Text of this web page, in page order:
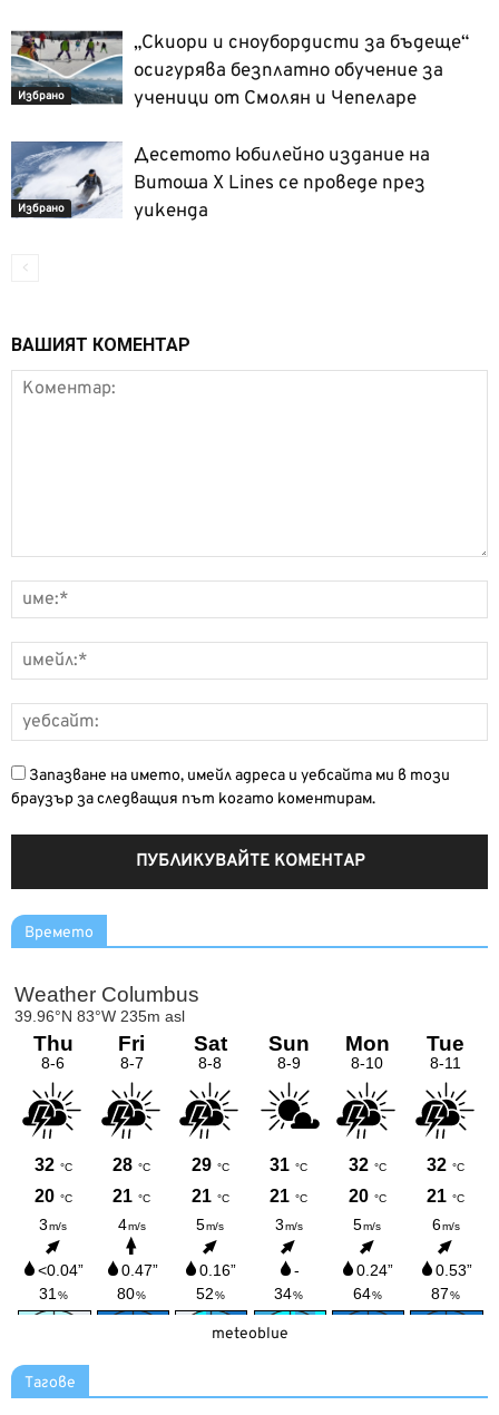
Избрано
„Скиори и сноубордисти за бъдеще“
осигурява безплатно обучение за
ученици от Смолян и Чепеларе
Избрано
Десетото юбилейно издание на
Витоша X Lines се проведе през
уикенда
ВАШИЯТ КОМЕНТАР
Запазване на името, имейл адреса и уебсайта ми в този
браузър за следващия път когато коментирам.
Времето
meteoblue
Тагове